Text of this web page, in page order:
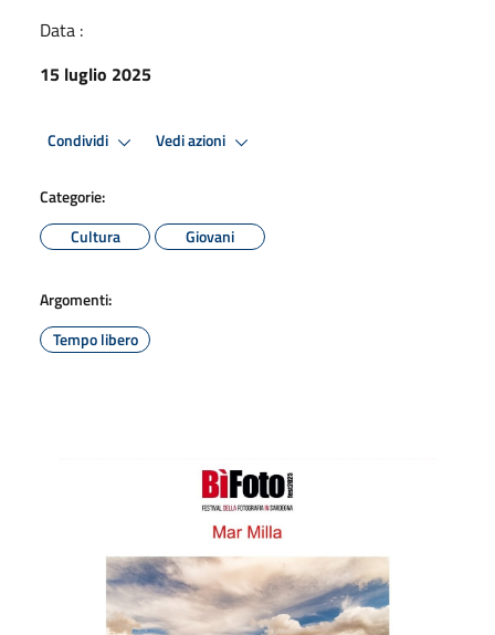
Data :
15 luglio 2025
Condividi Vedi azioni
Categorie:
Cultura
Giovani
Argomenti:
Tempo libero